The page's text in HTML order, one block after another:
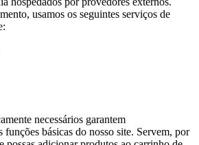
usamos os seguintes serviços de
necessários garantem
funções básicas do nosso site. Servem, por